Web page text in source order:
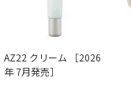
AZ22 クリーム ［2026
年 7月発売］